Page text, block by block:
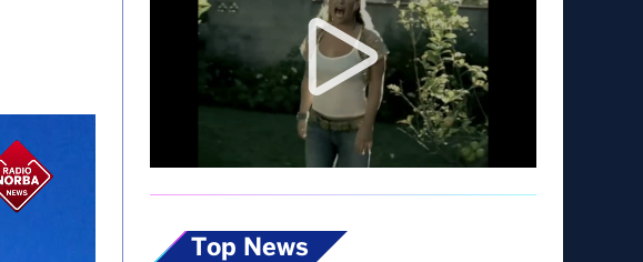
Top News